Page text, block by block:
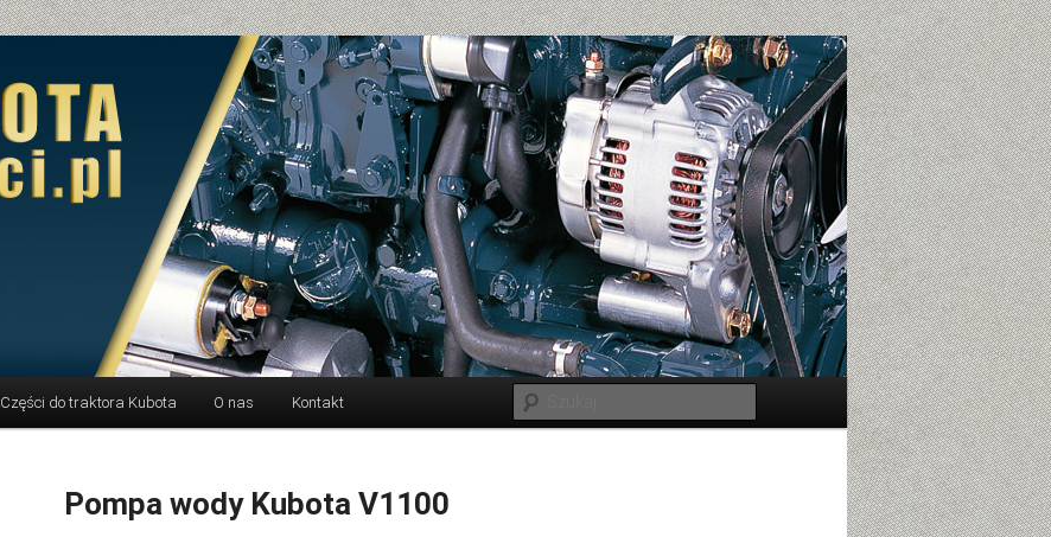
Części do traktora Kubota O nas Kontakt
Pompa wody Kubota V1100